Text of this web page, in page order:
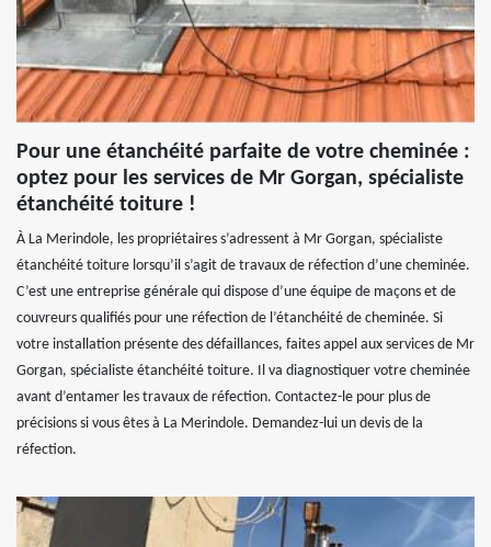
Pour une étanchéité parfaite de votre cheminée :
optez pour les services de Mr Gorgan, spécialiste
étanchéité toiture !
À La Merindole, les propriétaires s’adressent à Mr Gorgan, spécialiste
étanchéité toiture lorsqu’il s’agit de travaux de réfection d’une cheminée.
C’est une entreprise générale qui dispose d’une équipe de maçons et de
couvreurs qualifiés pour une réfection de l’étanchéité de cheminée. Si
votre installation présente des défaillances, faites appel aux services de Mr
Gorgan, spécialiste étanchéité toiture. Il va diagnostiquer votre cheminée
avant d’entamer les travaux de réfection. Contactez-le pour plus de
précisions si vous êtes à La Merindole. Demandez-lui un devis de la
réfection.